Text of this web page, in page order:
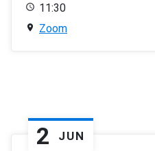
11:30
Zoom
2 JUN